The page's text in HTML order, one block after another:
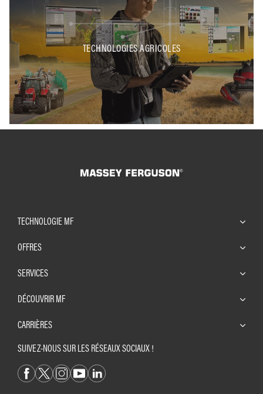
TECHNOLOGIES AGRICOLES
TECHNOLOGIE MF
OFFRES
SERVICES
DÉCOUVRIR MF
CARRIÈRES
SUIVEZ-NOUS SUR LES RÉSEAUX SOCIAUX !